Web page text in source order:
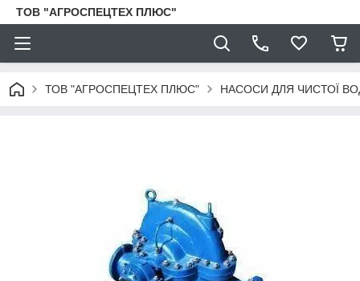
ТОВ "АГРОСПЕЦТЕХ ПЛЮС"
ТОВ "АГРОСПЕЦТЕХ ПЛЮС" НАСОСИ ДЛЯ ЧИСТОЇ